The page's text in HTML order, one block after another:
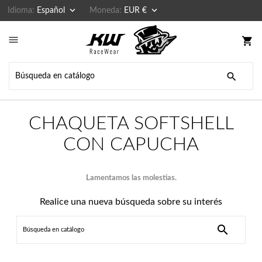
Idioma: Español  Moneda: EUR € 
 shopping_cart

CHAQUETA SOFTSHELL
CON CAPUCHA
Lamentamos las molestias.
Realice una nueva búsqueda sobre su interés
